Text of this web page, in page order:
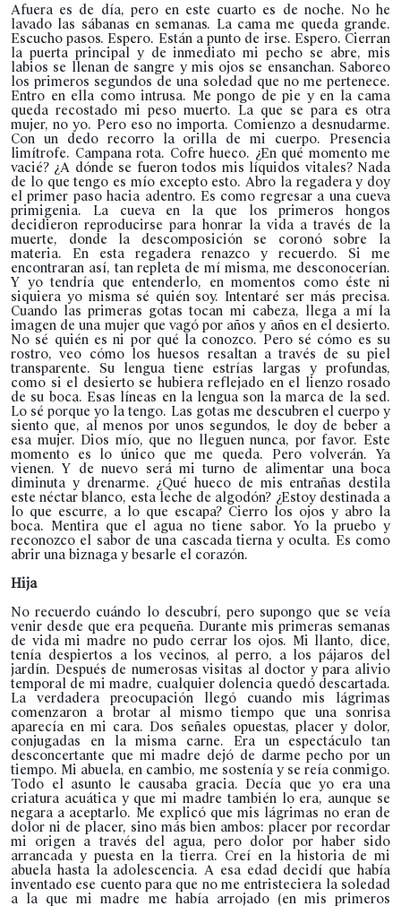
Afuera es de día, pero en este cuarto es de noche. No he
lavado las sábanas en semanas. La cama me queda grande.
Escucho pasos. Espero. Están a punto de irse. Espero. Cierran
la puerta principal y de inmediato mi pecho se abre, mis
labios se llenan de sangre y mis ojos se ensanchan. Saboreo
los primeros segundos de una soledad que no me pertenece.
Entro en ella como intrusa. Me pongo de pie y en la cama
queda recostado mi peso muerto. La que se para es otra
mujer, no yo. Pero eso no importa. Comienzo a desnudarme.
Con un dedo recorro la orilla de mi cuerpo. Presencia
limítrofe. Campana rota. Cofre hueco. ¿En qué momento me
vacié? ¿A dónde se fueron todos mis líquidos vitales? Nada
de lo que tengo es mío excepto esto. Abro la regadera y doy
el primer paso hacia adentro. Es como regresar a una cueva
primigenia. La cueva en la que los primeros hongos
decidieron reproducirse para honrar la vida a través de la
muerte, donde la descomposición se coronó sobre la
materia. En esta regadera renazco y recuerdo. Si me
encontraran así, tan repleta de mí misma, me desconocerían.
Y yo tendría que entenderlo, en momentos como éste ni
siquiera yo misma sé quién soy. Intentaré ser más precisa.
Cuando las primeras gotas tocan mi cabeza, llega a mí la
imagen de una mujer que vagó por años y años en el desierto.
No sé quién es ni por qué la conozco. Pero sé cómo es su
rostro, veo cómo los huesos resaltan a través de su piel
transparente. Su lengua tiene estrías largas y profundas,
como si el desierto se hubiera reflejado en el lienzo rosado
de su boca. Esas líneas en la lengua son la marca de la sed.
Lo sé porque yo la tengo. Las gotas me descubren el cuerpo y
siento que, al menos por unos segundos, le doy de beber a
esa mujer. Dios mío, que no lleguen nunca, por favor. Este
momento es lo único que me queda. Pero volverán. Ya
vienen. Y de nuevo será mi turno de alimentar una boca
diminuta y drenarme. ¿Qué hueco de mis entrañas destila
este néctar blanco, esta leche de algodón? ¿Estoy destinada a
lo que escurre, a lo que escapa? Cierro los ojos y abro la
boca. Mentira que el agua no tiene sabor. Yo la pruebo y
reconozco el sabor de una cascada tierna y oculta. Es como
abrir una biznaga y besarle el corazón.
Hija
No recuerdo cuándo lo descubrí, pero supongo que se veía
venir desde que era pequeña. Durante mis primeras semanas
de vida mi madre no pudo cerrar los ojos. Mi llanto, dice,
tenía despiertos a los vecinos, al perro, a los pájaros del
jardín. Después de numerosas visitas al doctor y para alivio
temporal de mi madre, cualquier dolencia quedó descartada.
La verdadera preocupación llegó cuando mis lágrimas
comenzaron a brotar al mismo tiempo que una sonrisa
aparecía en mi cara. Dos señales opuestas, placer y dolor,
conjugadas en la misma carne. Era un espectáculo tan
desconcertante que mi madre dejó de darme pecho por un
tiempo. Mi abuela, en cambio, me sostenía y se reía conmigo.
Todo el asunto le causaba gracia. Decía que yo era una
criatura acuática y que mi madre también lo era, aunque se
negara a aceptarlo. Me explicó que mis lágrimas no eran de
dolor ni de placer, sino más bien ambos: placer por recordar
mi origen a través del agua, pero dolor por haber sido
arrancada y puesta en la tierra. Creí en la historia de mi
abuela hasta la adolescencia. A esa edad decidí que había
inventado ese cuento para que no me entristeciera la soledad
a la que mi madre me había arrojado (en mis primeros